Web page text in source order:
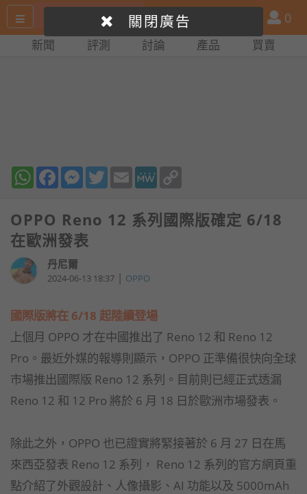
尋
產
品
比
會
員
0
新聞 評測 討論 產品 買賣
WhatsAppFacebookMessenger
TwitterEmail MeWe
OPPO Reno 12 系列國際版確定 6/18
在歐洲發表
丹尼爾
2024-06-13 18:37 | OPPO
國際版將在 6/18 起陸續登場
上個月 OPPO 才在中國推出了 Reno 12 和 Reno 12
Pro。最近外媒的報導則顯示，OPPO 正準備很快向全球
市場推出國際版 Reno 12 系列。目前則已經正式透漏
Reno 12 和 12 Pro 將於 6 月 18 日於歐洲市場發表。
除此之外，OPPO 也已證實將緊接著於 6 月 27 日在馬
來西亞發表 Reno 12 系列， Reno 12 系列的官方網頁重
點介紹了外觀設計、人像攝影、AI 功能以及 5000mAh
關閉廣告